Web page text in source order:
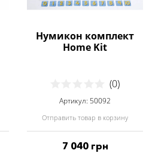
Нумикон комплект
Home Kit
(0)
Артикул: 50092
Отправить товар в корзину
7 040 грн